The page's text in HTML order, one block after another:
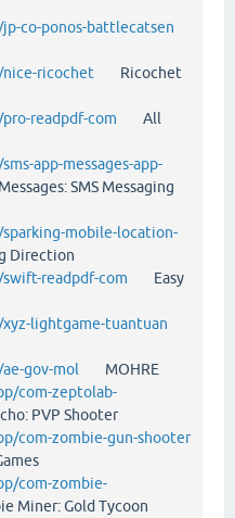
co-ponos-battlecatsen
ricochet Ricochet
readpdf-com All
app-messages-app-
SMS Messaging
mobile-location-
Direction
readpdf-com Easy
lightgame-tuantuan
gov-mol MOHRE
com-zeptolab-
PVP Shooter
com-zombie-gun-shooter
com-zombie-
Miner: Gold Tycoon